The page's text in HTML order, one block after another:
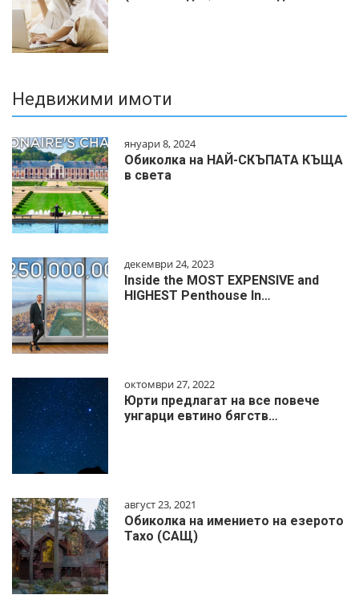
Недвижими имоти
януари 8, 2024
Обиколка на НАЙ-СКЪПАТА КЪЩА
в света
декември 24, 2023
Inside the MOST EXPENSIVE and
HIGHEST Penthouse In…
октомври 27, 2022
Юрти предлагат на все повече
унгарци евтино бягств…
август 23, 2021
Обиколка на имението на езерото
Тахо (САЩ)